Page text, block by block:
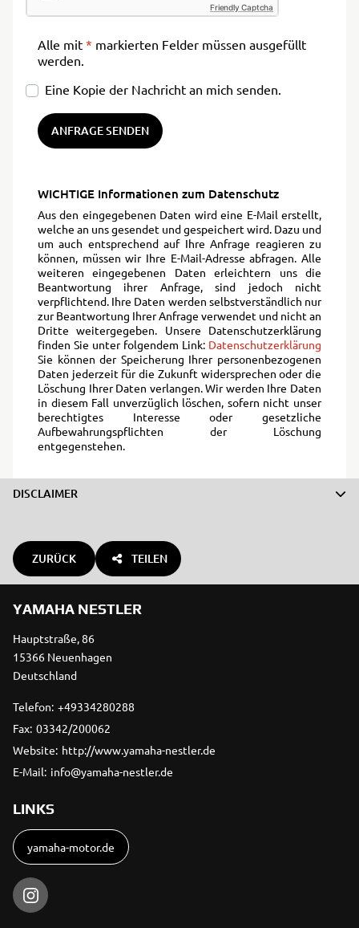
Friendly Captcha
Alle mit * markierten Felder müssen ausgefüllt
werden.
Eine Kopie der Nachricht an mich senden.
ANFRAGE SENDEN
WICHTIGE Informationen zum Datenschutz
Aus den eingegebenen Daten wird eine E-Mail erstellt,
welche an uns gesendet und gespeichert wird. Dazu und
um auch entsprechend auf Ihre Anfrage reagieren zu
können, müssen wir Ihre E-Mail-Adresse abfragen. Alle
weiteren eingegebenen Daten erleichtern uns die
Beantwortung ihrer Anfrage, sind jedoch nicht
verpflichtend. Ihre Daten werden selbstverständlich nur
zur Beantwortung Ihrer Anfrage verwendet und nicht an
Dritte weitergegeben. Unsere Datenschutzerklärung
finden Sie unter folgendem Link: Datenschutzerklärung
Sie können der Speicherung Ihrer personenbezogenen
Daten jederzeit für die Zukunft widersprechen oder die
Löschung Ihrer Daten verlangen. Wir werden Ihre Daten
in diesem Fall unverzüglich löschen, sofern nicht unser
berechtigtes Interesse oder gesetzliche
Aufbewahrungspflichten der Löschung
entgegenstehen.
DISCLAIMER
ZURÜCK TEILEN
YAMAHA NESTLER
Hauptstraße, 86
15366 Neuenhagen
Deutschland
Telefon: +49334280288
Fax: 03342/200062
Website: http://www.yamaha-nestler.de
E-Mail: info@yamaha-nestler.de
LINKS
yamaha-motor.de